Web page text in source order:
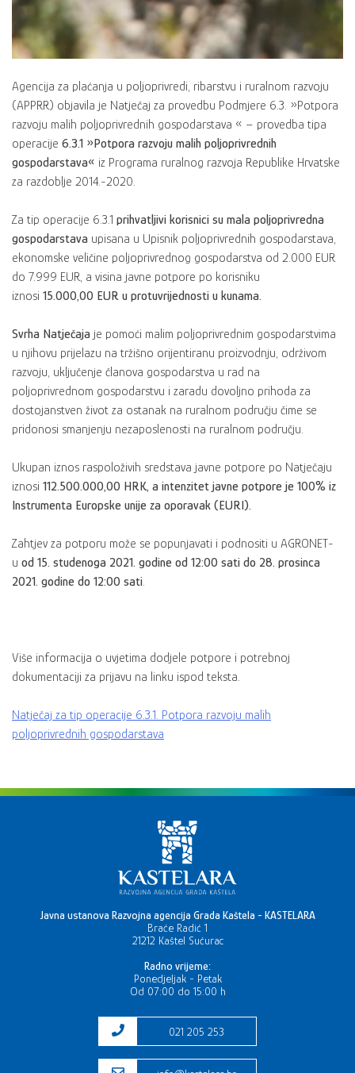
Agencija za plaćanja u poljoprivredi, ribarstvu i ruralnom razvoju
(APPRR) objavila je Natječaj za provedbu Podmjere 6.3. »Potpora
razvoju malih poljoprivrednih gospodarstava « – provedba tipa
operacije 6.3.1 »Potpora razvoju malih poljoprivrednih
gospodarstava« iz Programa ruralnog razvoja Republike Hrvatske
za razdoblje 2014.-2020.
Za tip operacije 6.3.1 prihvatljivi korisnici su mala poljoprivredna
gospodarstava upisana u Upisnik poljoprivrednih gospodarstava,
ekonomske veličine poljoprivrednog gospodarstva od 2.000 EUR
do 7.999 EUR, a visina javne potpore po korisniku
iznosi 15.000,00 EUR u protuvrijednosti u kunama.
Svrha Natječaja je pomoći malim poljoprivrednim gospodarstvima
u njihovu prijelazu na tržišno orijentiranu proizvodnju, održivom
razvoju, uključenje članova gospodarstva u rad na
poljoprivrednom gospodarstvu i zaradu dovoljno prihoda za
dostojanstven život za ostanak na ruralnom području čime se
pridonosi smanjenju nezaposlenosti na ruralnom području.
Ukupan iznos raspoloživih sredstava javne potpore po Natječaju
iznosi 112.500.000,00 HRK, a intenzitet javne potpore je 100% iz
Instrumenta Europske unije za oporavak (EURI).
Zahtjev za potporu može se popunjavati i podnositi u AGRONET-
u od 15. studenoga 2021. godine od 12:00 sati do 28. prosinca
2021. godine do 12:00 sati.
Više informacija o uvjetima dodjele potpore i potrebnoj
dokumentaciji za prijavu na linku ispod teksta.
Natječaj za tip operacije 6.3.1. Potpora razvoju malih
poljoprivrednih gospodarstava
Javna ustanova Razvojna agencija Grada Kaštela - KASTELARA
Braće Radić 1
21212 Kaštel Sućurac
Radno vrijeme:
Ponedjeljak - Petak
Od 07:00 do 15:00 h
021 205 253